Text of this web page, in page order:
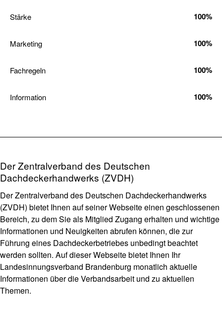
Stärke 100%
Marketing 100%
Fachregeln 100%
Information 100%
Der Zentralverband des Deutschen
Dachdeckerhandwerks (ZVDH)
Der Zentralverband des Deutschen Dachdeckerhandwerks
(ZVDH) bietet Ihnen auf seiner Webseite einen geschlossenen
Bereich, zu dem Sie als Mitglied Zugang erhalten und wichtige
Informationen und Neuigkeiten abrufen können, die zur
Führung eines Dachdeckerbetriebes unbedingt beachtet
werden sollten. Auf dieser Webseite bietet Ihnen Ihr
Landesinnungsverband Brandenburg monatlich aktuelle
Informationen über die Verbandsarbeit und zu aktuellen
Themen.